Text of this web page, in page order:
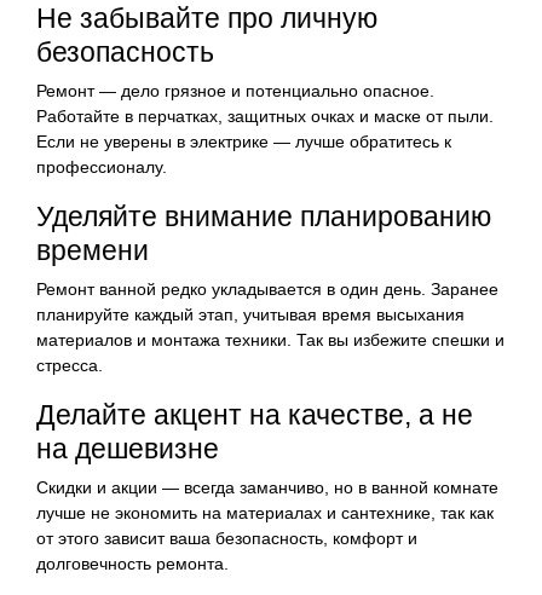
Не забывайте про личную
безопасность
Ремонт — дело грязное и потенциально опасное.
Работайте в перчатках, защитных очках и маске от пыли.
Если не уверены в электрике — лучше обратитесь к
профессионалу.
Уделяйте внимание планированию
времени
Ремонт ванной редко укладывается в один день. Заранее
планируйте каждый этап, учитывая время высыхания
материалов и монтажа техники. Так вы избежите спешки и
стресса.
Делайте акцент на качестве, а не
на дешевизне
Скидки и акции — всегда заманчиво, но в ванной комнате
лучше не экономить на материалах и сантехнике, так как
от этого зависит ваша безопасность, комфорт и
долговечность ремонта.